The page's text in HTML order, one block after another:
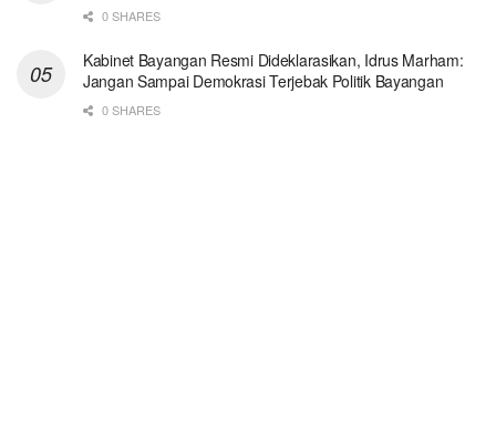
0 SHARES
Kabinet Bayangan Resmi Dideklarasikan, Idrus Marham:
Jangan Sampai Demokrasi Terjebak Politik Bayangan
0 SHARES